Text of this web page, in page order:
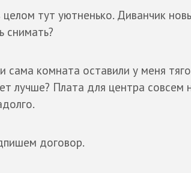
тут уютненько. Диванчик
снимать?
сама комната оставили у меня
лучше? Плата для центра совсем
договор.